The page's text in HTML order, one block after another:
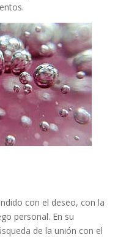
con el deseo, con la
personal. En su
de la unión con el